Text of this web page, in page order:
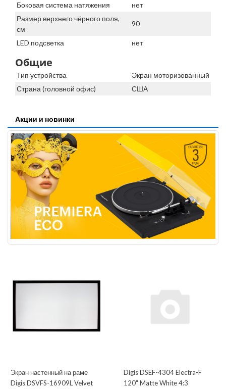
Боковая система натяжения
нет
Размер верхнего чёрного поля,
см
90
LED подсветка нет
Общие
Тип устройства
Экран моторизованный
Страна (головной офис)
США
Акции и новинки
Экран настенный на раме
Digis DSVFS-16909L Velvet
Digis DSEF-4304 Electra-F
120" Matte White 4:3